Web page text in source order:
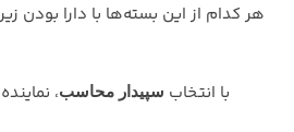
هر کدام از این بسته‌ها با دارا بودن
با انتخاب سپیدار محاسب،